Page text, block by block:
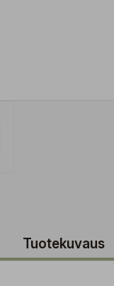
Tuotekuvaus